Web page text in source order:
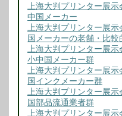
上海大判プリンター展
中国メーカー
上海大判プリンター展
国メーカーの老舗・比較
上海大判プリンター展
小中国メーカー群
上海大判プリンター展
国インクメーカー群
上海大判プリンター展
国部品流通業者群
上海大判プリンター展